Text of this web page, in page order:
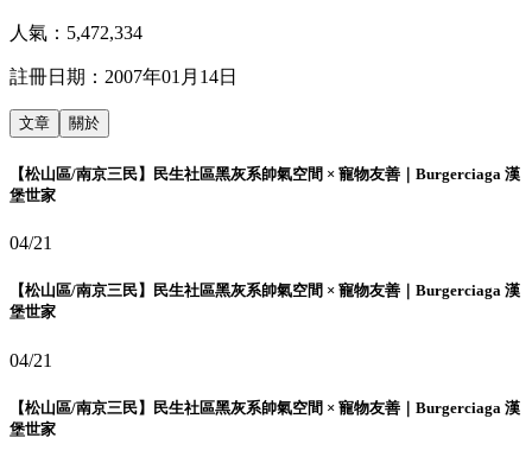
人氣： 5,472,334
註冊日期： 2007年01月14日
文章 關於
【松山區/南京三民】民生社區黑灰系帥氣空間 × 寵物友善｜Burgerciaga 漢
堡世家
04/21
【松山區/南京三民】民生社區黑灰系帥氣空間 × 寵物友善｜Burgerciaga 漢
堡世家
04/21
【松山區/南京三民】民生社區黑灰系帥氣空間 × 寵物友善｜Burgerciaga 漢
堡世家